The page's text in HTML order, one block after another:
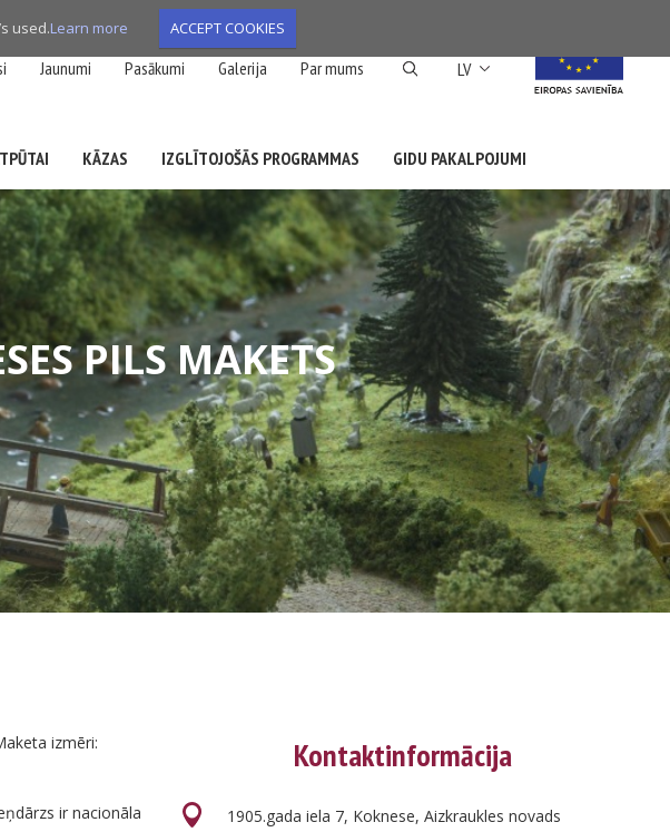
used.Learn more ACCEPT COOKIES
LV List additional actions
Jaunumi Pasākumi Galerija Par mums
KĀZAS IZGLĪTOJOŠĀS PROGRAMMAS GIDU PAKALPOJUMI
PILS MAKETS
izmēri:
ir nacionāla
Kontaktinformācija
1905.gada iela 7, Koknese, Aizkraukles novads